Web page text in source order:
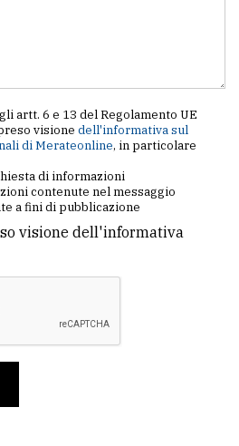
artt. 6 e 13 del Regolamento UE
visione dell'informativa sul
di Merateonline, in particolare
di informazioni
contenute nel messaggio
a fini di pubblicazione
visione dell'informativa